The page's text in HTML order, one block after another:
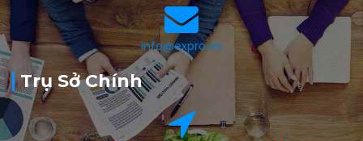
info@expro.vn
Trụ Sở Chính